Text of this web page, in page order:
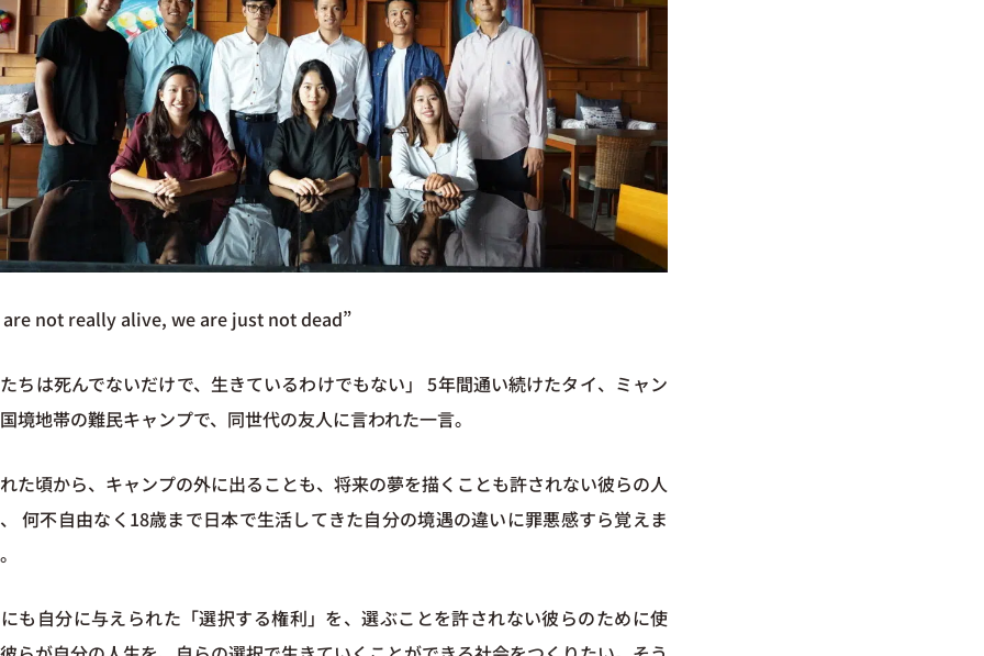
are not really alive, we are just not dead”
ちは死んでないだけで、生きているわけでもない」 5年間通い続けたタイ、ミャン
境地帯の難民キャンプで、同世代の友人に言われた一言。
た頃から、キャンプの外に出ることも、将来の夢を描くことも許されない彼らの人
何不自由なく18歳まで日本で生活してきた自分の境遇の違いに罪悪感すら覚えま
も自分に与えられた「選択する権利」を、選ぶことを許されない彼らのために使